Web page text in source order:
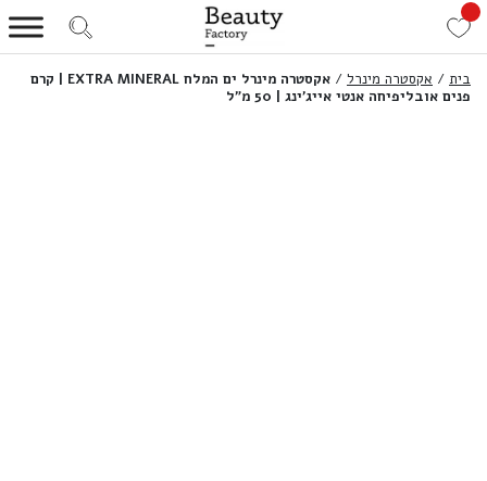
בית / אקסטרה מינרל /
אקסטרה מינרל ים המלח EXTRA MINERAL | קרם
פנים אובליפיחה אנטי אייג’ינג | 50 מ”ל